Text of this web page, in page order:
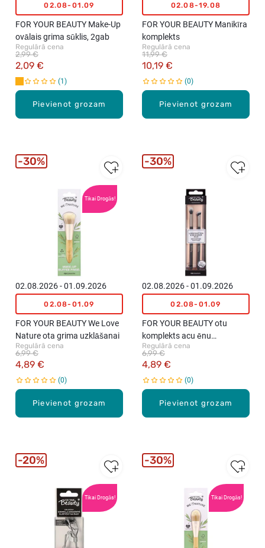
Pievienot grozam
02.08-01.09
FOR YOUR BEAUTY Make-Up
ovālais grima sūklis, 2gab
Regulārā cena
2,09 €
2,99 €
1
Pievienot grozam
02.08-19.08
FOR YOUR BEAUTY Manikīra
komplekts
Regulārā cena
10,19 €
11,99 €
0
Tikai Drogās!
Pievienot grozam
02.08.2026 - 01.09.2026
02.08-01.09
FOR YOUR BEAUTY We Love
Nature ota grima uzklāšanai
Regulārā cena
4,89 €
6,99 €
0
30%
Pievienot grozam
02.08.2026 - 01.09.2026
02.08-01.09
FOR YOUR BEAUTY otu
komplekts acu ēnu
uzklāšanai un izpludinašanai,
2gab.
Regulārā cena
4,89 €
6,99 €
0
30%
Tikai Drogās!
20%
Tikai Drogās!
30%